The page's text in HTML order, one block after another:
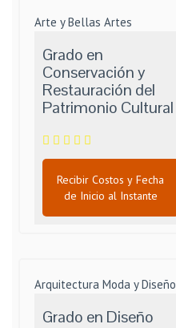
Arte y Bellas Artes
Grado en
Conservación y
Restauración del
Patrimonio Cultural
Recibir Costos y Fecha
de Inicio al Instante
Arquitectura Moda y Diseño
Grado en Diseño